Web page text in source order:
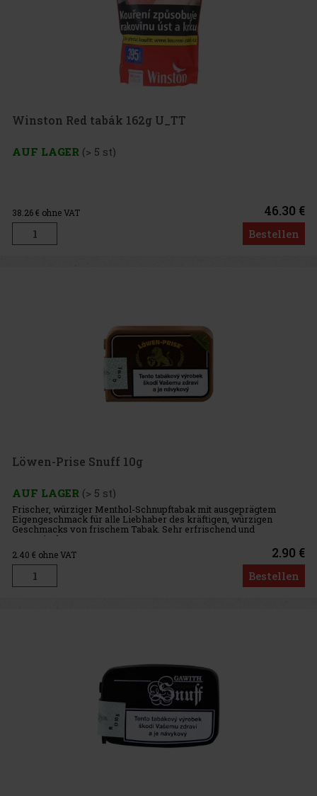
Winston Red tabák 162g U_TT
AUF LAGER (> 5 st)
38.26€ ohne VAT 46.30 €
Bestellen
Löwen-Prise Snuff 10g
AUF LAGER (> 5 st)
Frischer, würziger Menthol-Schnupftabak mit ausgeprägtem
Eigengeschmack für alle Liebhaber des kräftigen, würzigen
Geschmacks von frischem Tabak. Sehr erfrischend und
aromatisch.
2.40 € ohne VAT 2.90 €
Bestellen